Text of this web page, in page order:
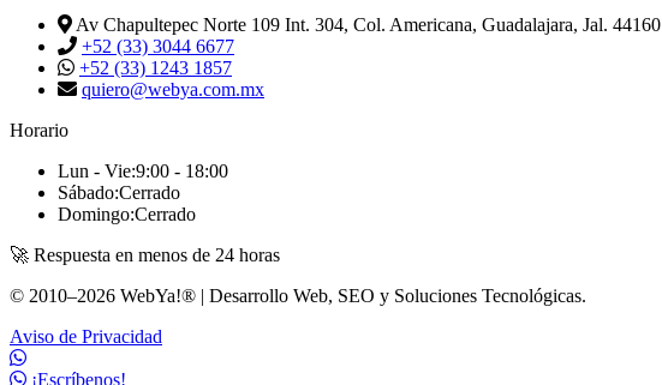
Av Chapultepec Norte 109 Int. 304, Col. Americana, Guadalajara, Jal. 44160
+52 (33) 3044 6677
+52 (33) 1243 1857
quiero@webya.com.mx
Horario
Lun - Vie:9:00 - 18:00
Sábado:Cerrado
Domingo:Cerrado
🚀 Respuesta en menos de 24 horas
© 2010–2026 WebYa!® | Desarrollo Web, SEO y Soluciones Tecnológicas.
Aviso de Privacidad
¡Escríbenos!